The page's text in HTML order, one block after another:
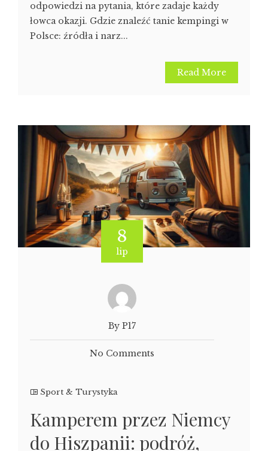
odpowiedzi na pytania, które zadaje każdy
łowca okazji. Gdzie znaleźć tanie kempingi w
Polsce: źródła i narz...
Read More
8
lip
By P17
No Comments
Sport & Turystyka
Kamperem przez Niemcy
do Hiszpanii: podróż,